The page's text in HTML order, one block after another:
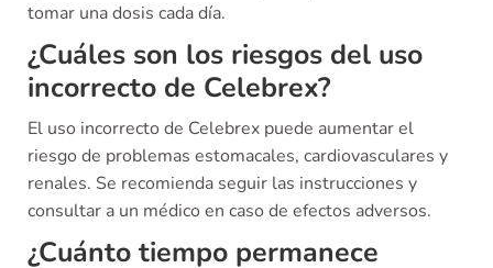
tomar una dosis cada día.
¿Cuáles son los riesgos del uso
incorrecto de Celebrex?
El uso incorrecto de Celebrex puede aumentar el
riesgo de problemas estomacales, cardiovasculares y
renales. Se recomienda seguir las instrucciones y
consultar a un médico en caso de efectos adversos.
¿Cuánto tiempo permanece